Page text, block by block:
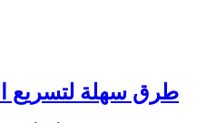
5 طرق سهلة لتسريع